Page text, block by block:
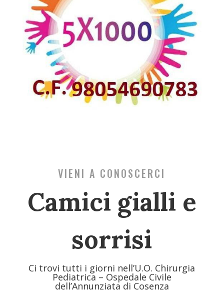
VIENI A CONOSCERCI
Camici gialli e
sorrisi
Ci trovi tutti i giorni nell’U.O. Chirurgia
Pediatrica – Ospedale Civile
dell’Annunziata di Cosenza